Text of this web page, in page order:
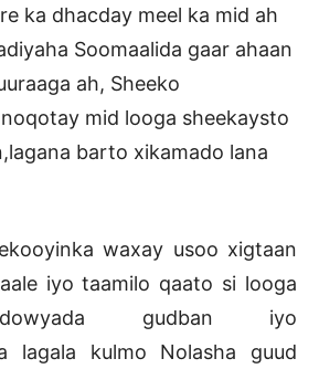
ka dhacday meel ka mid ah
Soomaalida gaar ahaan
ah, Sheeko
mid looga sheekaysto
barto xikamado lana
waxay usoo xigtaan
iyo taamilo qaato si looga
gudban iyo
lagala kulmo Nolasha guud